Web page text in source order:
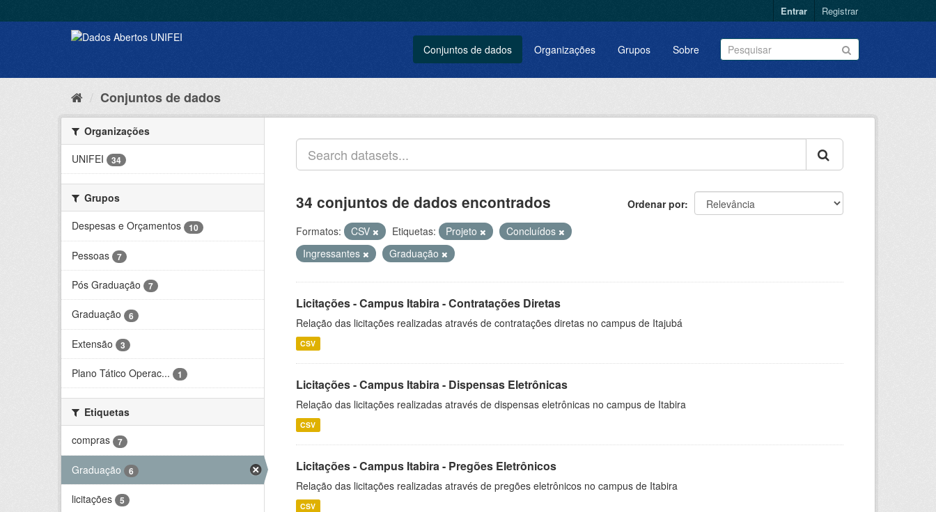
Entrar Registrar
Conjuntos de dados Organizações Grupos Sobre
Conjuntos de dados
Organizações
UNIFEI
34
Grupos
Despesas e Orçamentos
10
Pessoas 7
Pós Graduação 7
Graduação 6
Extensão 3
Plano Tático Operac... 1
Etiquetas
compras
7
Graduação 6
licitações 5
Ordenar por
34 conjuntos de dados encontrados
Formatos: CSV Etiquetas: Projeto
Concluídos
Ingressantes
Graduação
Licitações - Campus Itabira - Contratações Diretas
Relação das licitações realizadas através de contratações diretas no campus de Itajubá
CSV
Licitações - Campus Itabira - Dispensas Eletrônicas
Relação das licitações realizadas através de dispensas eletrônicas no campus de Itabira
CSV
Licitações - Campus Itabira - Pregões Eletrônicos
Relação das licitações realizadas através de pregões eletrônicos no campus de Itabira
CSV